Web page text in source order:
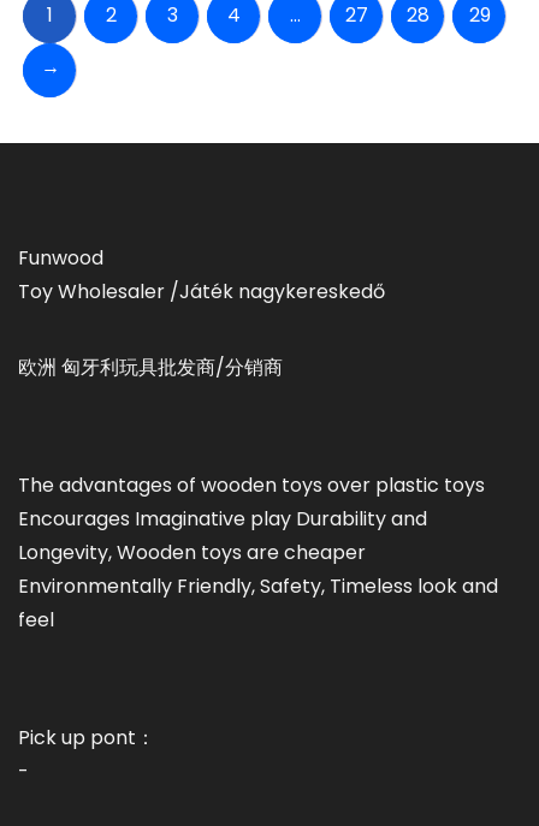
1 2 3 4 … 27 28
29
→
Funwood
Toy Wholesaler /Játék nagykereskedő
欧洲 匈牙利玩具批发商/分销商
The advantages of wooden toys over plastic toys
Encourages Imaginative play Durability and
Longevity, Wooden toys are cheaper
Environmentally Friendly, Safety, Timeless look and
feel
Pick up pont：
-